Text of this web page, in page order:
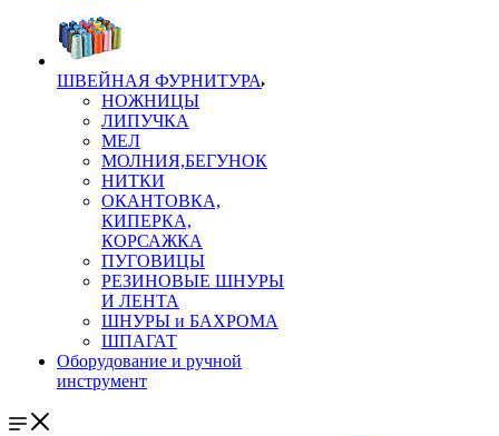
ШВЕЙНАЯ ФУРНИТУРА
НОЖНИЦЫ
ЛИПУЧКА
МЕЛ
МОЛНИЯ,БЕГУНОК
НИТКИ
ОКАНТОВКА,
КИПЕРКА,
КОРСАЖКА
ПУГОВИЦЫ
РЕЗИНОВЫЕ ШНУРЫ
И ЛЕНТА
ШНУРЫ и БАХРОМА
ШПАГАТ
Оборудование и ручной
инструмент